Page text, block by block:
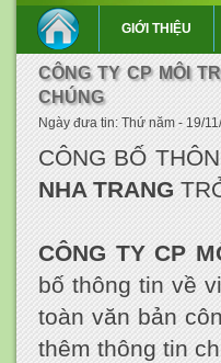
GIỚI THIỆU
CÔNG TY CP MÔI
CHÚNG
Ngày đưa tin: Thứ năm - 19/
CÔNG BỐ
NHA TRANG
CÔNG TY CP
bố thông tin về
toàn văn bản
thêm thông tin